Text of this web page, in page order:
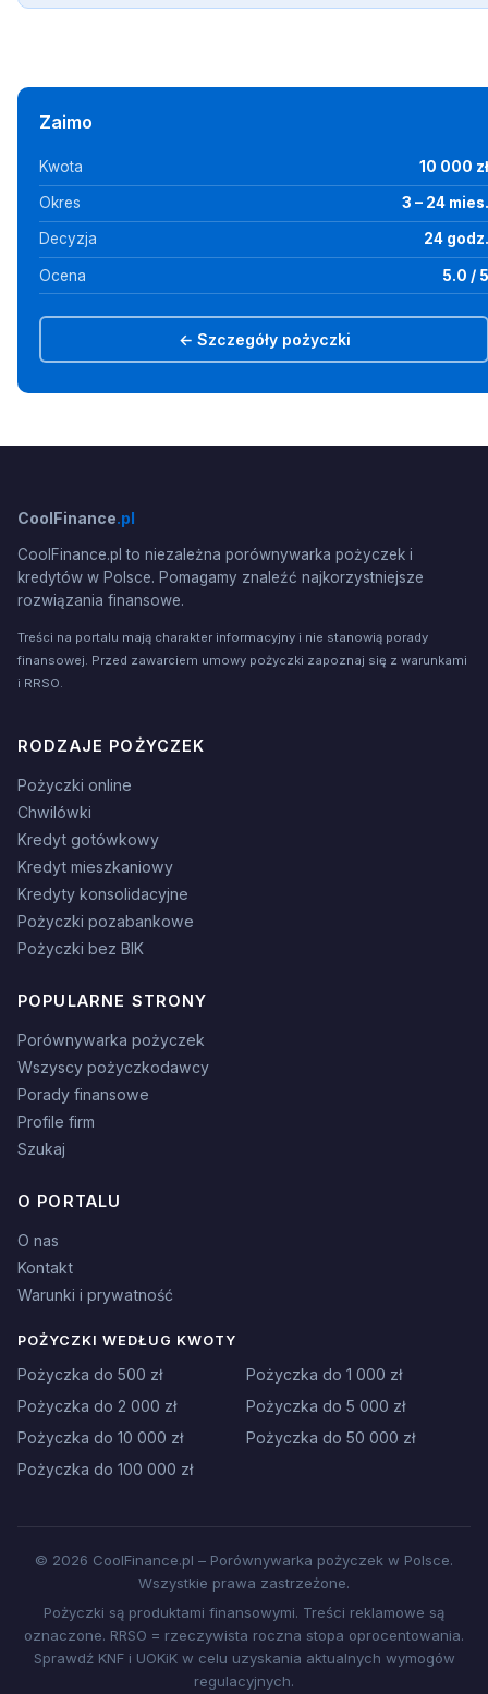
Zaimo
Kwota 10 000 zł
Okres 3 – 24 mies.
Decyzja 24 godz.
Ocena 5.0 / 5
← Szczegóły pożyczki
CoolFinance.pl
CoolFinance.pl to niezależna porównywarka pożyczek i
kredytów w Polsce. Pomagamy znaleźć najkorzystniejsze
rozwiązania finansowe.
Treści na portalu mają charakter informacyjny i nie stanowią porady
finansowej. Przed zawarciem umowy pożyczki zapoznaj się z warunkami
i RRSO.
RODZAJE POŻYCZEK
Pożyczki online
Chwilówki
Kredyt gotówkowy
Kredyt mieszkaniowy
Kredyty konsolidacyjne
Pożyczki pozabankowe
Pożyczki bez BIK
POPULARNE STRONY
Porównywarka pożyczek
Wszyscy pożyczkodawcy
Porady finansowe
Profile firm
Szukaj
O PORTALU
O nas
Kontakt
Warunki i prywatność
POŻYCZKI WEDŁUG KWOTY
Pożyczka do 500 zł
Pożyczka do 1 000 zł
Pożyczka do 2 000 zł
Pożyczka do 5 000 zł
Pożyczka do 10 000 zł
Pożyczka do 50 000 zł
Pożyczka do 100 000 zł
© 2026 CoolFinance.pl – Porównywarka pożyczek w Polsce.
Wszystkie prawa zastrzeżone.
Pożyczki są produktami finansowymi. Treści reklamowe są
oznaczone. RRSO = rzeczywista roczna stopa oprocentowania.
Sprawdź KNF i UOKiK w celu uzyskania aktualnych wymogów
regulacyjnych.